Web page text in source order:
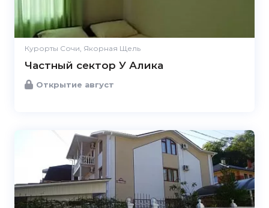
Курорты Сочи, Якорная Щель
Частный сектор У Алика
Открытие август